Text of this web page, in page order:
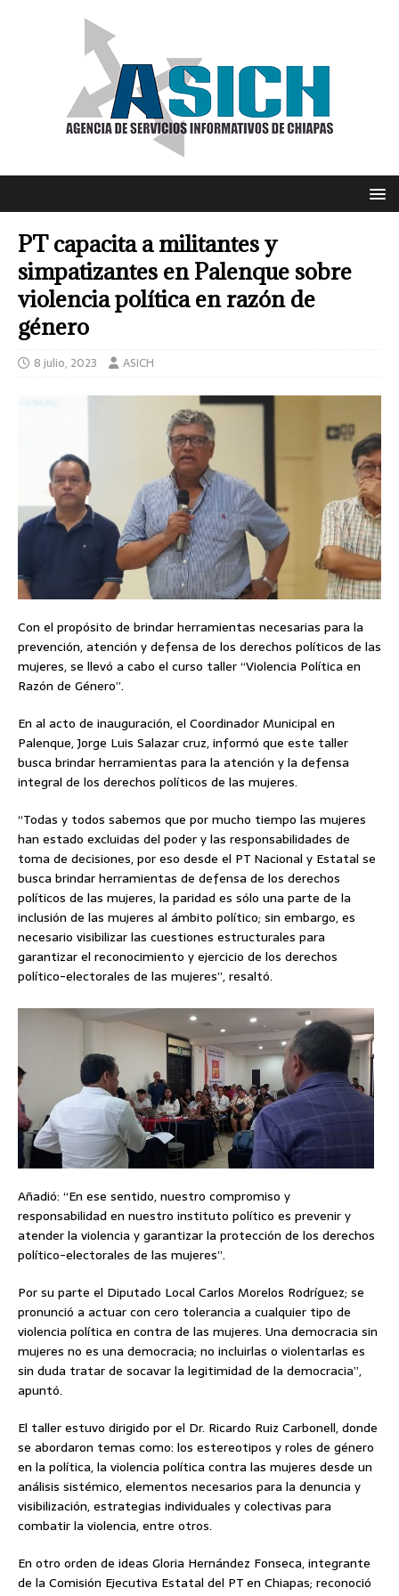
PT capacita a militantes y
simpatizantes en Palenque sobre
violencia política en razón de
género
8 julio, 2023 ASICH
Con el propósito de brindar herramientas necesarias para la
prevención, atención y defensa de los derechos políticos de las
mujeres, se llevó a cabo el curso taller “Violencia Política en
Razón de Género”.
En al acto de inauguración, el Coordinador Municipal en
Palenque, Jorge Luis Salazar cruz, informó que este taller
busca brindar herramientas para la atención y la defensa
integral de los derechos políticos de las mujeres.
“Todas y todos sabemos que por mucho tiempo las mujeres
han estado excluidas del poder y las responsabilidades de
toma de decisiones, por eso desde el PT Nacional y Estatal se
busca brindar herramientas de defensa de los derechos
políticos de las mujeres, la paridad es sólo una parte de la
inclusión de las mujeres al ámbito político; sin embargo, es
necesario visibilizar las cuestiones estructurales para
garantizar el reconocimiento y ejercicio de los derechos
político-electorales de las mujeres”, resaltó.
Añadió: “En ese sentido, nuestro compromiso y
responsabilidad en nuestro instituto político es prevenir y
atender la violencia y garantizar la protección de los derechos
político-electorales de las mujeres”.
Por su parte el Diputado Local Carlos Morelos Rodríguez; se
pronunció a actuar con cero tolerancia a cualquier tipo de
violencia política en contra de las mujeres. Una democracia sin
mujeres no es una democracia; no incluirlas o violentarlas es
sin duda tratar de socavar la legitimidad de la democracia”,
apuntó.
El taller estuvo dirigido por el Dr. Ricardo Ruiz Carbonell, donde
se abordaron temas como: los estereotipos y roles de género
en la política, la violencia política contra las mujeres desde un
análisis sistémico, elementos necesarios para la denuncia y
visibilización, estrategias individuales y colectivas para
combatir la violencia, entre otros.
En otro orden de ideas Gloria Hernández Fonseca, integrante
de la Comisión Ejecutiva Estatal del PT en Chiapas; reconoció